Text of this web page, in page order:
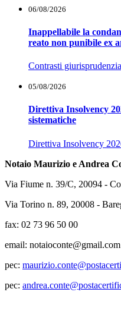
06/08/2026
Inappellabile la
reato non punibile ex
Contrasti
05/08/2026
Direttiva Insolvency
sistematiche
Direttiva Insolvency
Notaio Maurizio e Andrea
Via Fiume n. 39/C, 20094 -
Via Torino n. 89, 20008 -
fax: 02 73 96 50 00
email: notaioconte@gmail.com
pec: maurizio.conte@
pec: